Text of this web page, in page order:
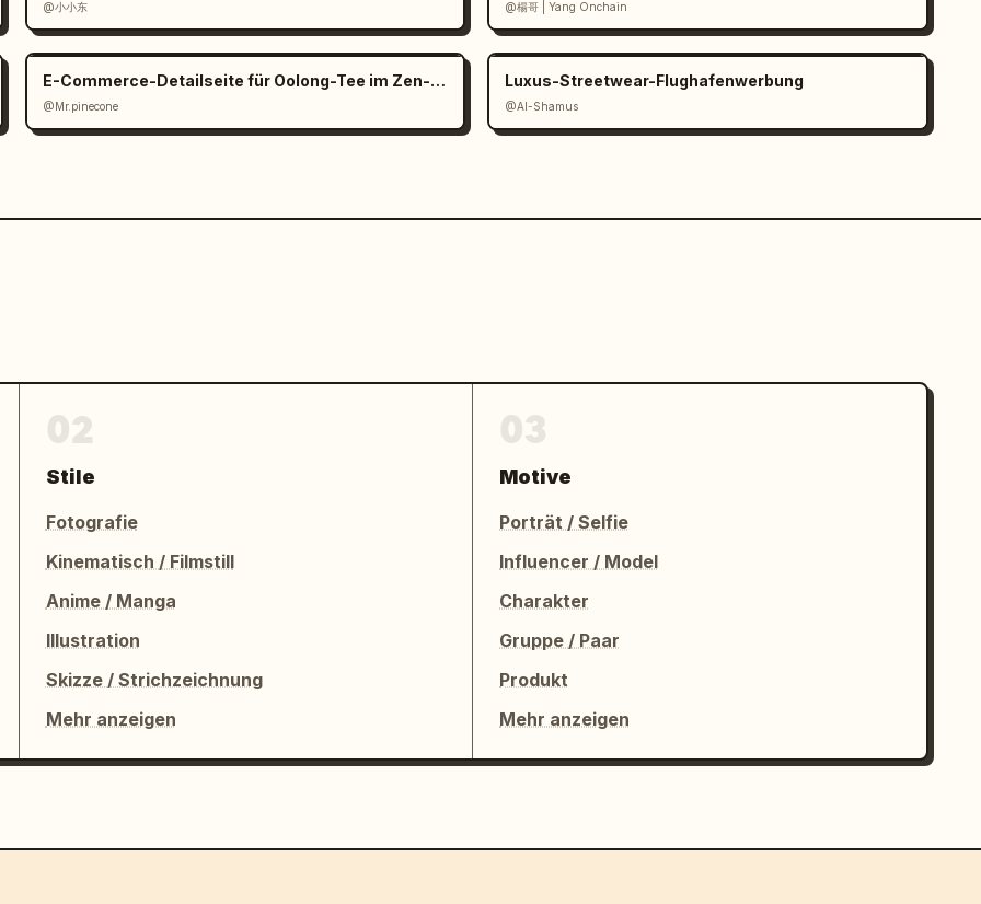
@小小东 @楊哥 | Yang Onchain
E-Commerce-Detailseite für Oolong-Tee im Zen-Stil
@Mr.pinecone
Luxus-Streetwear-Flughafenwerbung
@Al-Shamus
Stile
Fotografie
Kinematisch / Filmstill
Anime / Manga
Illustration
Skizze / Strichzeichnung
Mehr anzeigen
Motive
Porträt / Selfie
Influencer / Model
Charakter
Gruppe / Paar
Produkt
Mehr anzeigen